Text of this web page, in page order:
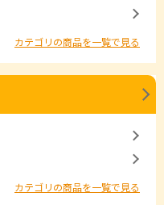
カテゴリの商品を一覧で見る
カテゴリの商品を一覧で見る